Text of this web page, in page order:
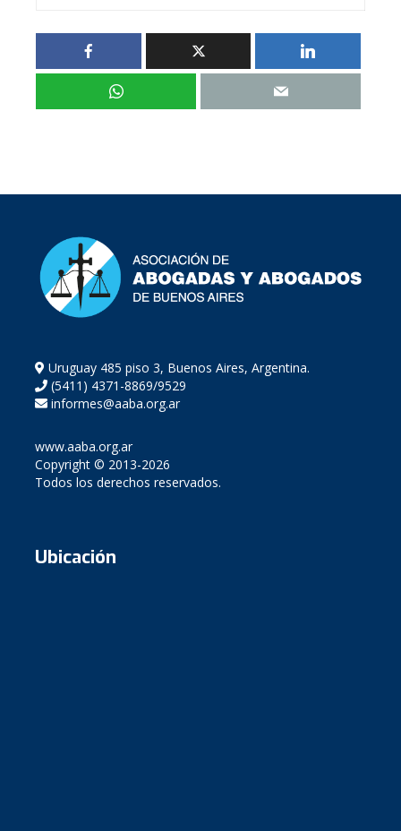
Uruguay 485 piso 3, Buenos Aires, Argentina.
(5411) 4371-8869/9529
informes@aaba.org.ar
www.aaba.org.ar
Copyright © 2013-2026
Todos los derechos reservados.
Ubicación